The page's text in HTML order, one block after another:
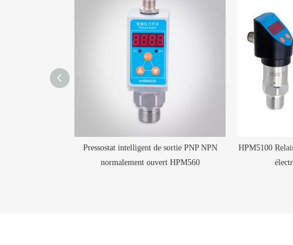
Pressostat intelligent de sortie PNP NPN
normalement ouvert HPM560
HPM5100